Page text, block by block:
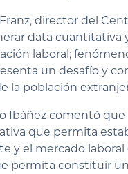
director del
data
laboral;
un desafío y
la población
Ibáñez comentó
que permita
y el mercado
permita constituir